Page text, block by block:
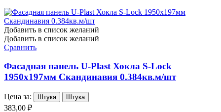
Добавить в список желаний
Добавить в список желаний
Сравнить
Фасадная панель U-Plast Хокла S-Lock
1950х197мм Скандинавия 0.384кв.м/шт
Цена за: Штука Штука
383,00 ₽